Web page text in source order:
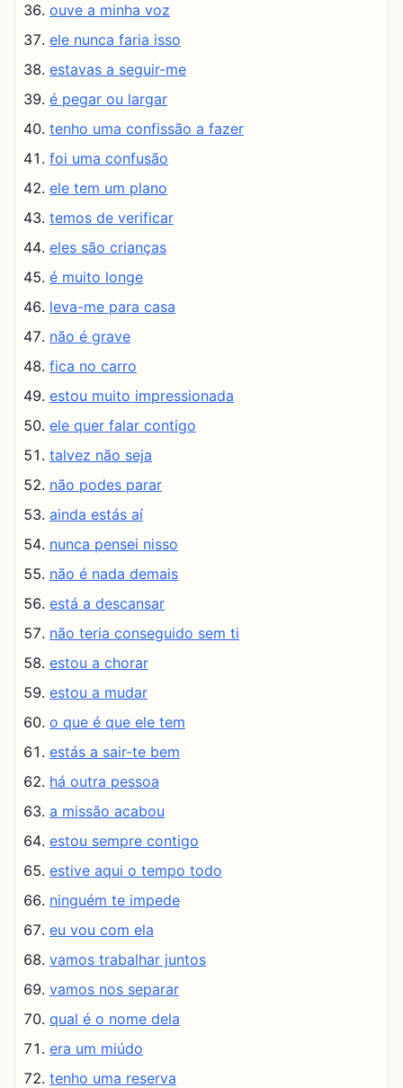
ouve a minha voz
ele nunca faria isso
estavas a seguir-me
é pegar ou largar
tenho uma confissão a fazer
foi uma confusão
ele tem um plano
temos de verificar
eles são crianças
é muito longe
leva-me para casa
não é grave
fica no carro
estou muito impressionada
ele quer falar contigo
talvez não seja
não podes parar
ainda estás aí
nunca pensei nisso
não é nada demais
está a descansar
não teria conseguido sem ti
estou a chorar
estou a mudar
o que é que ele tem
estás a sair-te bem
há outra pessoa
a missão acabou
estou sempre contigo
estive aqui o tempo todo
ninguém te impede
eu vou com ela
vamos trabalhar juntos
vamos nos separar
qual é o nome dela
era um miúdo
tenho uma reserva